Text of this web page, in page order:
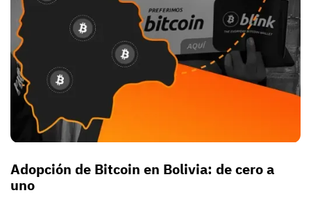
Adopción de Bitcoin en Bolivia: de cero a
uno